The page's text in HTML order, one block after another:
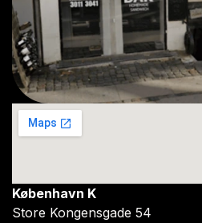
København K
Store Kongensgade 54